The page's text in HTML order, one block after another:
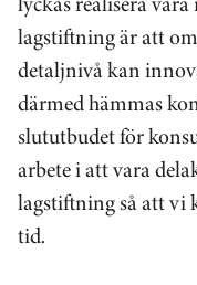
lagstiftning är att
detaljnivå kan
därmed hämmas
slututbudet för
arbete i att vara
lagstiftning så att vi
tid.